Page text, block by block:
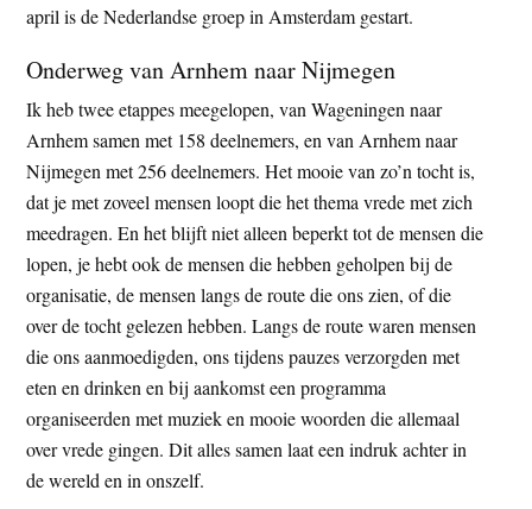
april is de Nederlandse groep in Amsterdam gestart.
Onderweg van Arnhem naar Nijmegen
Ik heb twee etappes meegelopen, van Wageningen naar
Arnhem samen met 158 deelnemers, en van Arnhem naar
Nijmegen met 256 deelnemers. Het mooie van zo’n tocht is,
dat je met zoveel mensen loopt die het thema vrede met zich
meedragen. En het blijft niet alleen beperkt tot de mensen die
lopen, je hebt ook de mensen die hebben geholpen bij de
organisatie, de mensen langs de route die ons zien, of die
over de tocht gelezen hebben. Langs de route waren mensen
die ons aanmoedigden, ons tijdens pauzes verzorgden met
eten en drinken en bij aankomst een programma
organiseerden met muziek en mooie woorden die allemaal
over vrede gingen. Dit alles samen laat een indruk achter in
de wereld en in onszelf.